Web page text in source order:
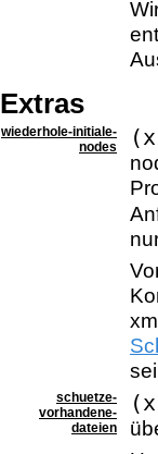
Extras
wiederhole-initiale-
nodes
schuetze-
vorhandene-
dateien